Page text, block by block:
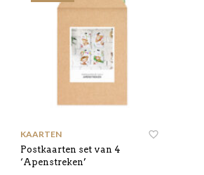
KAARTEN
Postkaarten set van 4
‘Apenstreken’